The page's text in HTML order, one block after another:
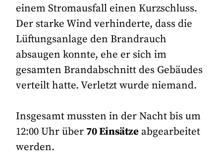
einem Stromausfall einen Kurzschluss.
Der starke Wind verhinderte, dass die
Lüftungsanlage den Brandrauch
absaugen konnte, ehe er sich im
gesamten Brandabschnitt des Gebäudes
verteilt hatte. Verletzt wurde niemand.
Insgesamt mussten in der Nacht bis um
12:00 Uhr über 70 Einsätze abgearbeitet
werden.